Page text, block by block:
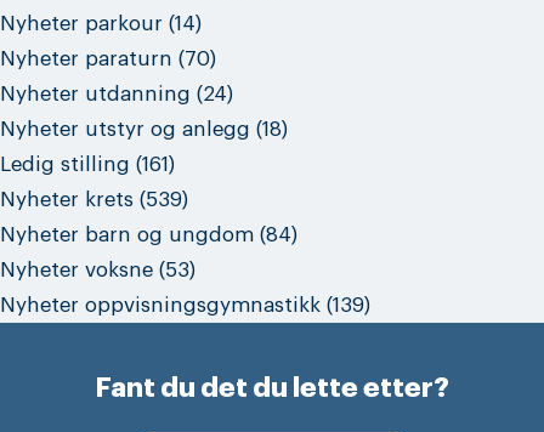
Nyheter parkour (14)
Nyheter paraturn (70)
Nyheter utdanning (24)
Nyheter utstyr og anlegg (18)
Ledig stilling (161)
Nyheter krets (539)
Nyheter barn og ungdom (84)
Nyheter voksne (53)
Nyheter oppvisningsgymnastikk (139)
Fant du det du lette etter?